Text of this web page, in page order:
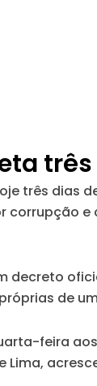
três dias
corrupção
decreto
de
feira
Lima,